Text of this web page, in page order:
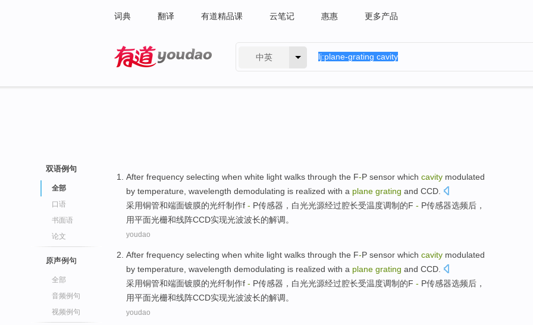
词典 翻译 有道精品课 云笔记 惠惠 更多产品
中英
双语例句
全部
口语
书面语
论文
原声例句
全部
音频例句
视频例句
After frequency selecting when white light walks through the F-P sensor which cavity modulated
by temperature wavelength demodulating is realized with a plane grating and CCD
采用铜管和端面镀膜的光纤制作f - P传感器 ， 白光光源经过腔长受温度调制 的F - P传感器选频后 ，
用平面光栅和线阵CCD实现光波波长的解调 。
youdao
After frequency selecting when white light walks through the F-P sensor which cavity modulated
by temperature wavelength demodulating is realized with a plane grating and CCD
采用铜管和端面镀膜的光纤制作f - P传感器 ， 白光光源经过腔长受温度调制 的F - P传感器选频后 ，
用平面光栅和线阵CCD实现光波波长的解调 。
youdao